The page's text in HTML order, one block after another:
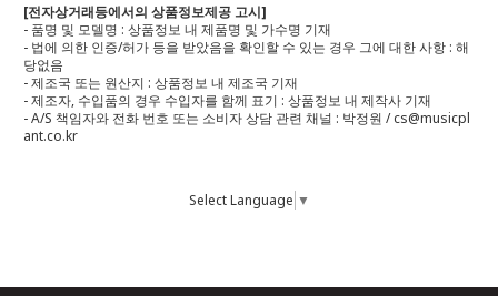
[전자상거래등에서의 상품정보제공 고시]
- 품명 및 모델명 : 상품정보 내 제품명 및 가수명 기재
- 법에 의한 인증/허가 등을 받았음을 확인할 수 있는 경우 그에 대한 사항 : 해
당없음
- 제조국 또는 원산지 : 상품정보 내 제조국 기재
- 제조자, 수입품의 경우 수입자를 함께 표기 : 상품정보 내 제작사 기재
- A/S 책임자와 전화 번호 또는 소비자 상담 관련 채널 : 박정원 / cs@musicpl
ant.co.kr
Select Language ▼